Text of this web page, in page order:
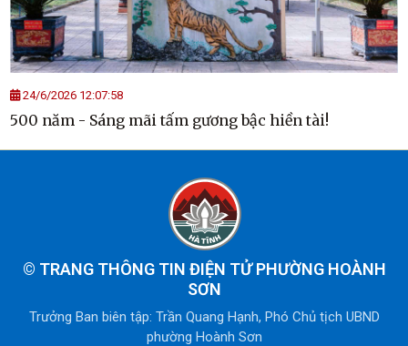
24/6/2026 12:07:58
500 năm - Sáng mãi tấm gương bậc hiền tài!
© TRANG THÔNG TIN ĐIỆN TỬ PHƯỜNG HOÀNH
SƠN
Trưởng Ban biên tập: Trần Quang Hạnh, Phó Chủ tịch UBND
phường Hoành Sơn